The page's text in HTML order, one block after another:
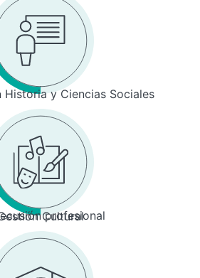
Historia y Ciencias Sociales
profesional
Cultural